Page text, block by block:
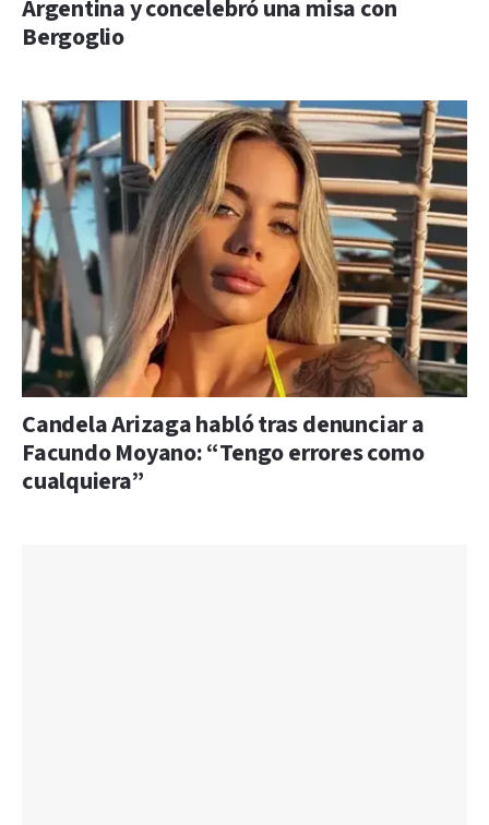
Argentina y concelebró una misa con
Bergoglio
Candela Arizaga habló tras denunciar a
Facundo Moyano: “Tengo errores como
cualquiera”